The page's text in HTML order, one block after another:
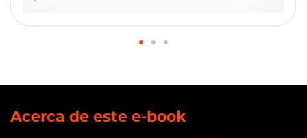
Acerca de este e-book